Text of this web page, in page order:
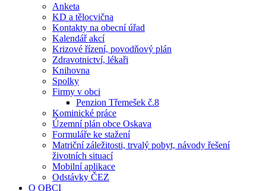
Anketa
KD a tělocvična
Kontakty na obecní úřad
Kalendář akcí
Krizové řízení, povodňový plán
Zdravotnictví, lékaři
Knihovna
Spolky
Firmy v obci
Penzion Třemešek č.8
Kominické práce
Územní plán obce Oskava
Formuláře ke stažení
Matriční záležitosti, trvalý pobyt, návody řešení
životních situací
Mobilní aplikace
Odstávky ČEZ
O OBCI